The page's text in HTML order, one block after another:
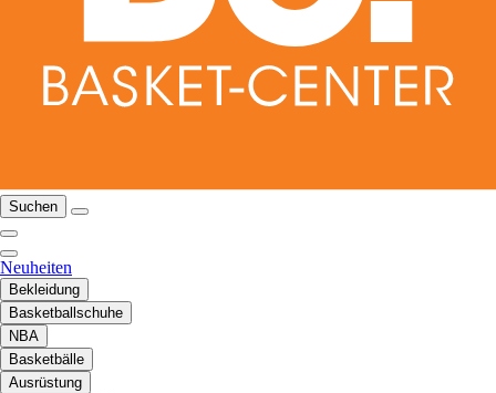
Suchen
Neuheiten
Bekleidung
Basketballschuhe
NBA
Basketbälle
Ausrüstung